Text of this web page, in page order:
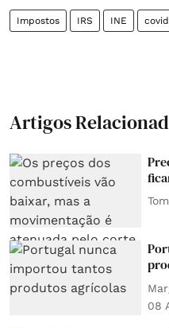
Impostos IRS INE
Artigos
08